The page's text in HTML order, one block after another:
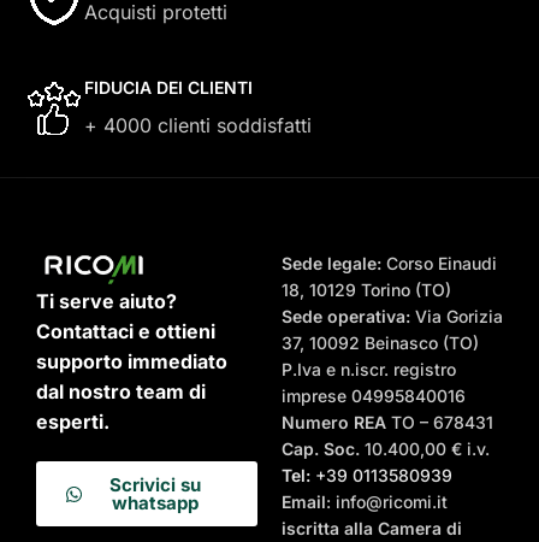
Acquisti protetti
FIDUCIA DEI CLIENTI
+ 4000 clienti soddisfatti
Ti serve aiuto?
Contattaci e ottieni
supporto immediato
dal nostro team di
esperti.
Scrivici su
whatsapp
Sede legale:Corso Einaudi
18, 10129 Torino (TO)
Sede operativa:Via Gorizia
37, 10092 Beinasco (TO)
P.Iva e n.iscr. registro
imprese 04995840016
Numero REA TO – 678431
Cap. Soc.10.400,00 € i.v.
Tel:+39 0113580939
Email: info@ricomi.it
iscritta alla Camera di